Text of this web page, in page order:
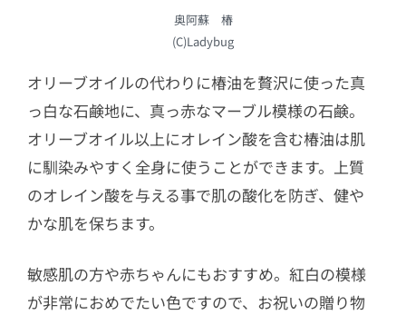
奥阿蘇 椿
(C)Ladybug
オリーブオイルの代わりに椿油を贅沢に使った真
っ白な石鹸地に、真っ赤なマーブル模様の石鹸。
オリーブオイル以上にオレイン酸を含む椿油は肌
に馴染みやすく全身に使うことができます。上質
のオレイン酸を与える事で肌の酸化を防ぎ、健や
かな肌を保ちます。
敏感肌の方や赤ちゃんにもおすすめ。紅白の模様
が非常におめでたい色ですので、お祝いの贈り物